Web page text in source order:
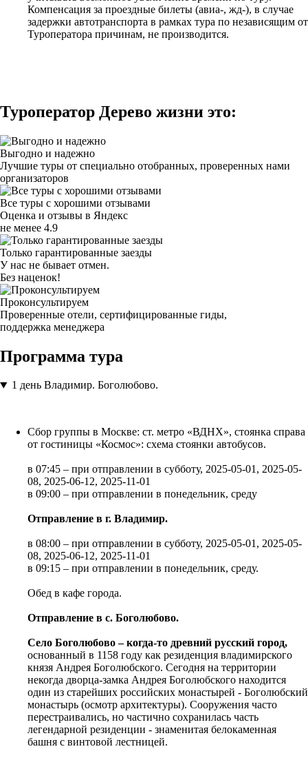
Компенсация за проездные билеты (авиа-, жд-), в случае
задержки автотранспорта в рамках тура по независящим от
Туроператора причинам, не производится.
Туроператор Дерево жизни это:
Выгодно и надежно
Лучшие туры от специально отобранных, проверенных нами
организаторов
Все туры с хорошими отзывами
Оценка и отзывы в Яндекс
не менее 4.9
Только гарантированные заезды
У нас не бывает отмен.
Без наценок!
Проконсультируем
Проверенные отели, сертифицированные гиды,
поддержка менеджера
Программа тура
1 день Владимир. Боголюбово.
Сбор группы в Москве: ст. метро «ВДНХ», стоянка справа
от гостиницы «Космос»: схема стоянки автобусов.
в 07:45 – при отправлении в субботу, 2025-05-01, 2025-05-
08, 2025-06-12, 2025-11-01
в 09:00 – при отправлении в понедельник, среду
Отправление в г. Владимир.
в 08:00 – при отправлении в субботу, 2025-05-01, 2025-05-
08, 2025-06-12, 2025-11-01
в 09:15 – при отправлении в понедельник, среду.
Обед в кафе города.
Отправление в с. Боголюбово.
Cело Боголюбово – когда-то древний русский город,
основанный в 1158 году как резиденция владимирского
князя Андрея Боголюбского. Сегодня на территории
некогда дворца-замка Андрея Боголюбского находится
один из старейших российских монастырей - Боголюбский
монастырь (осмотр архитектуры). Сооружения часто
перестраивались, но частично сохранилась часть
легендарной резиденции - знаменитая белокаменная
башня с винтовой лестницей.